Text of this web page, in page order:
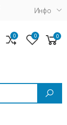
Инфо
0 0 0